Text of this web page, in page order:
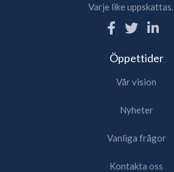
Varje like uppskattas.
Öppettider
Vår vision
Nyheter
Vanliga frågor
Kontakta oss